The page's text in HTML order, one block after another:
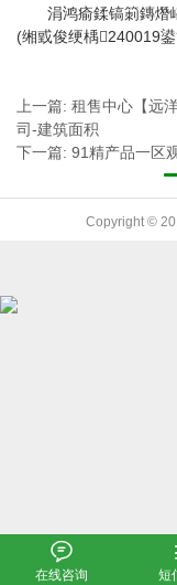
涓鸿瘉鍒镐箣鏄熸
(缃戜俊绠楀240019
上一篇: 租售中心【远
司-建筑面积
下一篇: 91精产品一区
Copyright ©

在线咨询 短